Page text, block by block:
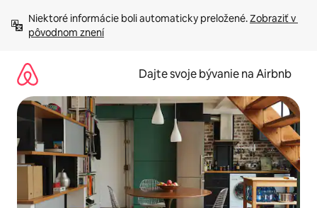
obsah.
Niektoré informácie boli automaticky preložené. Zobraziť v
pôvodnom znení
Dajte svoje bývanie na Airbnb